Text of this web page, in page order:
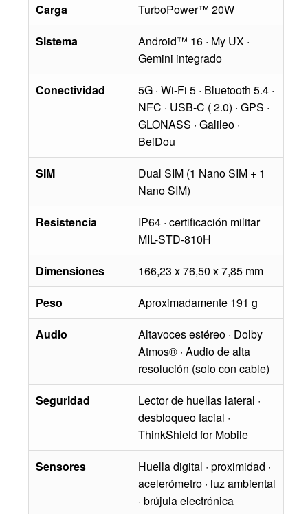
Carga
TurboPower™ 20W
Sistema
Android™ 16 · My UX ·
Gemini integrado
Conectividad
5G · Wi-Fi 5 · Bluetooth 5.4 ·
NFC · USB-C ( 2.0) · GPS ·
GLONASS · Galileo ·
BeiDou
SIM
Dual SIM (1 Nano SIM + 1
Nano SIM)
Resistencia
IP64 · certificación militar
MIL-STD-810H
Dimensiones
166,23 x 76,50 x 7,85 mm
Peso
Aproximadamente 191 g
Audio
Altavoces estéreo · Dolby
Atmos® · Audio de alta
resolución (solo con cable)
Seguridad
Lector de huellas lateral ·
desbloqueo facial ·
ThinkShield for Mobile
Sensores
Huella digital · proximidad ·
acelerómetro · luz ambiental
· brújula electrónica